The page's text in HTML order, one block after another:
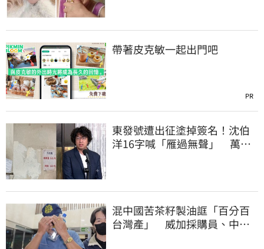
帶著皮克敏一起出門吧
PR
東發號遭出征塗掉簽名！沈伯
洋16字喊「雁過無聲」 萬人
混中國苦茶籽製油誆「百分百
台灣產」 威加採購員、中間